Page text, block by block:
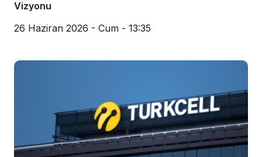
Vizyonu
26 Haziran 2026 - Cum - 13:35